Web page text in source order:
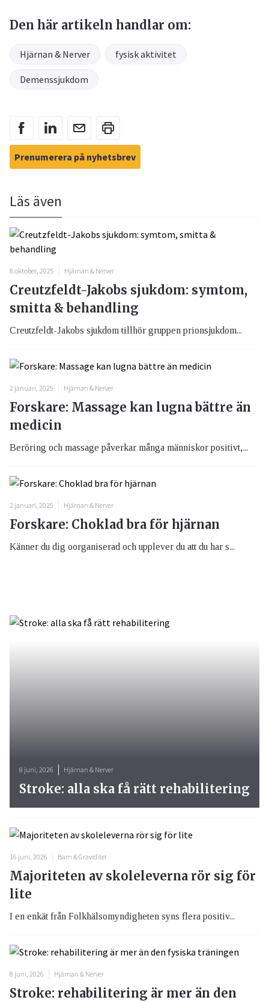
Den här artikeln handlar om:
Hjärnan & Nerver fysisk aktivitet
Demenssjukdom
Prenumerera på nyhetsbrev
Läs även
8 oktober, 2025 Hjärnan & Nerver
Creutzfeldt-Jakobs sjukdom: symtom,
smitta & behandling
Creutzfeldt-Jakobs sjukdom tillhör gruppen prionsjukdom...
2 januari, 2025 Hjärnan & Nerver
Forskare: Massage kan lugna bättre än
medicin
Beröring och massage påverkar många människor positivt,...
2 januari, 2025 Hjärnan & Nerver
Forskare: Choklad bra för hjärnan
Känner du dig oorganiserad och upplever du att du har s...
16 juni, 2026 Barn & Graviditet
Majoriteten av skoleleverna rör sig för
lite
I en enkät från Folkhälsomyndigheten syns flera positiv...
8 juni, 2026 Hjärnan & Nerver
Stroke: rehabilitering är mer än den
8 juni, 2026 Hjärnan & Nerver
Stroke: alla ska få rätt rehabilitering